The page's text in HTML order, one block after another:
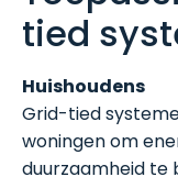
tied
Huishoudens
Grid-tied
woningen om
duurzaamheid te